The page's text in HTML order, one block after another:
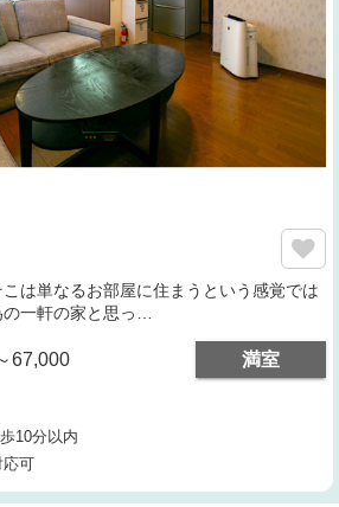
は単なるお部屋に住まうという感覚では
の一軒の家と思っ…
67,000 満室
10分以内
可